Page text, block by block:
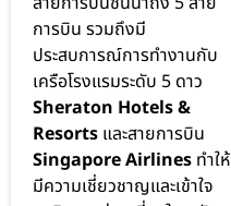
การบิน รวมถึงมี
ประสบการณ์การทำงานกับ
เครือโรงแรมระดับ 5 ดาว
Sheraton Hotels &
Resorts และสายการบิน
Singapore Airlines ทำให้
มีความเชี่ยวชาญและเข้าใจ